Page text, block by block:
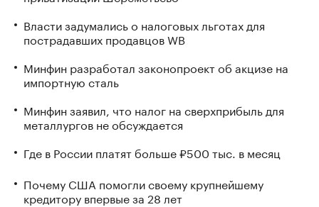
Власти задумались о налоговых льготах для
пострадавших продавцов WB
Минфин разработал законопроект об акцизе на
импортную сталь
Минфин заявил, что налог на сверхприбыль для
металлургов не обсуждается
Где в России платят больше ₽500 тыс. в месяц
Почему США помогли своему крупнейшему
кредитору впервые за 28 лет